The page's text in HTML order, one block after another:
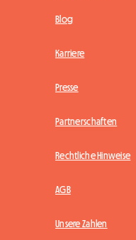
Blog
Karriere
Presse
Partnerschaften
Rechtliche Hinweise
AGB
Unsere Zahlen